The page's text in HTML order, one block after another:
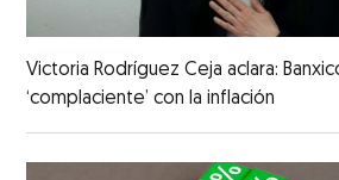
Victoria Rodríguez Ceja aclara:
‘complaciente’ con la inflación